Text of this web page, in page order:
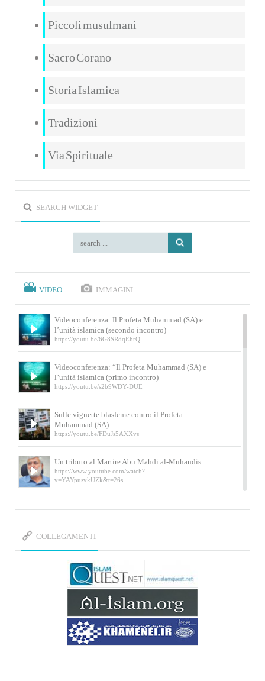
Piccoli musulmani
Sacro Corano
Storia Islamica
Tradizioni
Via Spirituale
SEARCH WIDGET
VIDEO IMMAGINI
Videoconferenza: Il Profeta Muhammad (SA) e
l’unità islamica (secondo incontro)
https://youtu.be/6G8SRdqEhrQ
Videoconferenza: “Il Profeta Muhammad (SA) e
l’unità islamica (primo incontro)
https://youtu.be/s2b9WDY-DUE
Sulle vignette blasfeme contro il Profeta
Muhammad (SA)
https://youtu.be/FDuJs5AXXvs
Un tributo al Martire Abu Mahdi al-Muhandis
https://www.youtube.com/watch?
v=YAYpusvkUZk&t=26s
L’Abluzione rituale (wudu) secondo l’Imam Alì
e l’Imam Khomeini
della figlia di un martire
https://www.youtube.com/watch?
v=-5nPSxbf9l0&t=103s
Sheykh Abbas Di Palma sui martiri Qassem
Soleimani e Abu Mahdi Al-Muhandis
https://youtu.be/Y6SIP2PIht4 Video del discorso tenuto
dallo Sheykh Abbas Di Palma in ...
COLLEGAMENTI